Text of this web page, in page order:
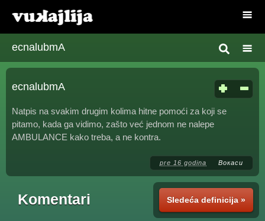
ecnalubmA
ecnalubmA
Natpis na svakim drugim kolima hitne pomoći za koji se
pitamo, kada ga vidimo, zašto već jednom ne nalepe
AMBULANCE kako treba, a ne kontra.
pre 16 godina Вокаси
Sledeća definicija »
Komentari